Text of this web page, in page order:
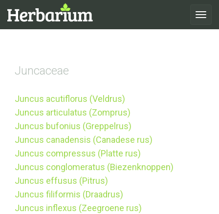
Toggle
Juncaceae
Juncus acutiflorus (Veldrus)
Juncus articulatus (Zomprus)
Juncus bufonius (Greppelrus)
Juncus canadensis (Canadese rus)
Juncus compressus (Platte rus)
Juncus conglomeratus (Biezenknoppen)
Juncus effusus (Pitrus)
Juncus filiformis (Draadrus)
Juncus inflexus (Zeegroene rus)